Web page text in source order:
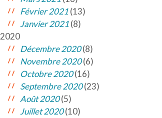
Février 2021(13)
Janvier 2021(8)
2020
Décembre 2020(8)
Novembre 2020(6)
Octobre 2020(16)
Septembre 2020(23)
Août 2020(5)
Juillet 2020(10)